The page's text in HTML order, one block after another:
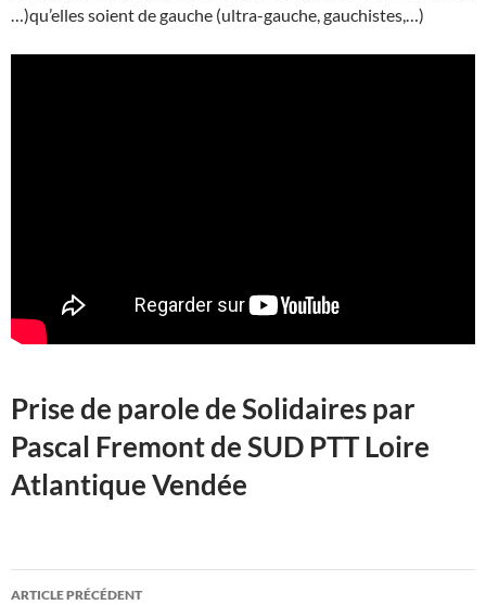
…)qu’elles soient de gauche (ultra-gauche, gauchistes,…)
Prise de parole de Solidaires par
Pascal Fremont de SUD PTT Loire
Atlantique Vendée
Navigation
ARTICLE PRÉCÉDENT